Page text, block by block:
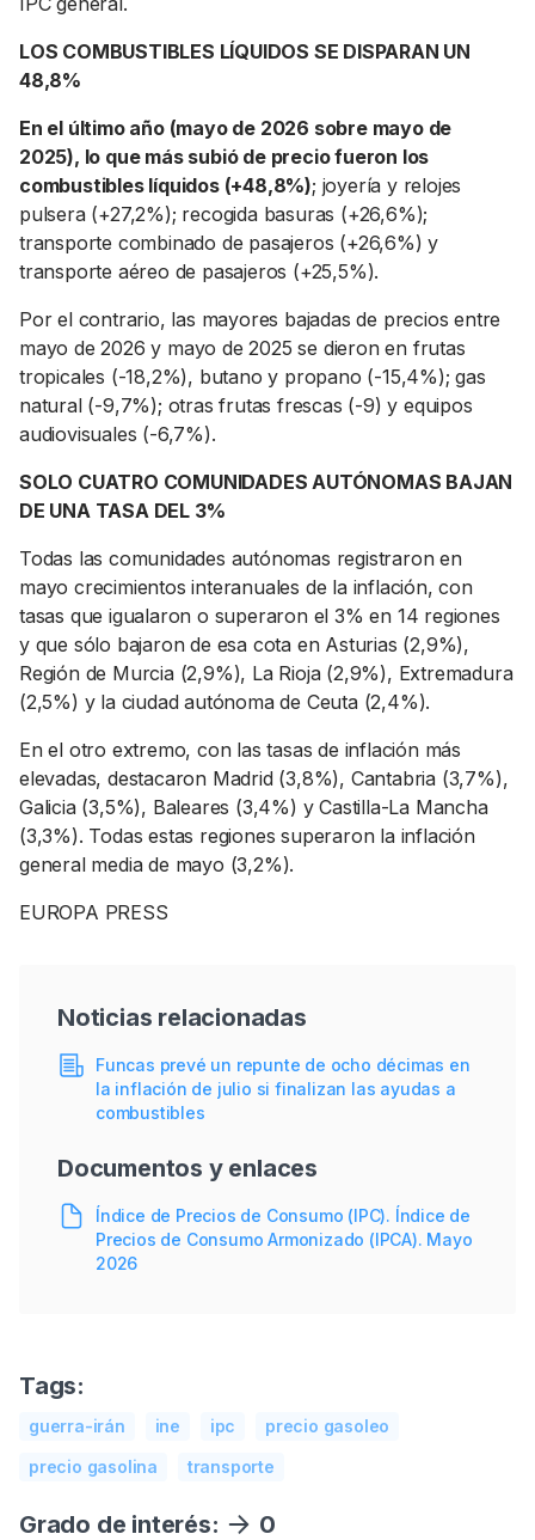
LOS COMBUSTIBLES LÍQUIDOS SE DISPARAN UN
48,8%
En el último año (mayo de 2026 sobre mayo de
2025), lo que más subió de precio fueron los
combustibles líquidos (+48,8%); joyería y relojes
pulsera (+27,2%); recogida basuras (+26,6%);
transporte combinado de pasajeros (+26,6%) y
transporte aéreo de pasajeros (+25,5%).
Por el contrario, las mayores bajadas de precios entre
mayo de 2026 y mayo de 2025 se dieron en frutas
tropicales (-18,2%), butano y propano (-15,4%); gas
natural (-9,7%); otras frutas frescas (-9) y equipos
audiovisuales (-6,7%).
SOLO CUATRO COMUNIDADES AUTÓNOMAS BAJAN
DE UNA TASA DEL 3%
Todas las comunidades autónomas registraron en
mayo crecimientos interanuales de la inflación, con
tasas que igualaron o superaron el 3% en 14 regiones
y que sólo bajaron de esa cota en Asturias (2,9%),
Región de Murcia (2,9%), La Rioja (2,9%), Extremadura
(2,5%) y la ciudad autónoma de Ceuta (2,4%).
En el otro extremo, con las tasas de inflación más
elevadas, destacaron Madrid (3,8%), Cantabria (3,7%),
Galicia (3,5%), Baleares (3,4%) y Castilla-La Mancha
(3,3%). Todas estas regiones superaron la inflación
general media de mayo (3,2%).
EUROPA PRESS
Noticias relacionadas
Funcas prevé un repunte de ocho décimas en
la inflación de julio si finalizan las ayudas a
combustibles
Documentos y enlaces
Índice de Precios de Consumo (IPC). Índice de
Precios de Consumo Armonizado (IPCA). Mayo
2026
Tags:
guerra-irán ine ipc
precio gasoleo
precio gasolina
transporte
Grado de interés: 0